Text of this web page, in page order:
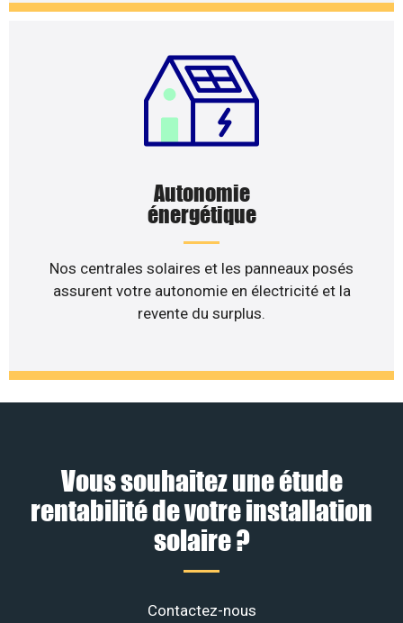
Autonomie
énergétique
Nos centrales solaires et les panneaux posés
assurent votre autonomie en électricité et la
revente du surplus.
Vous souhaitez une étude
rentabilité de votre installation
solaire ?
Contactez-nous